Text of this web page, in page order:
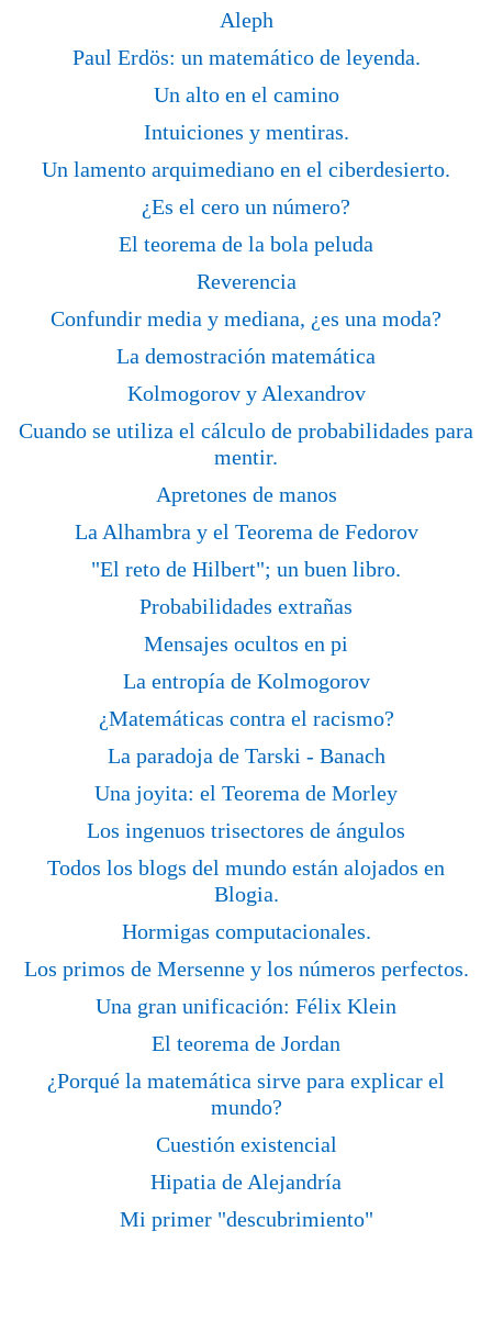
Aleph
Paul Erdös: un matemático de leyenda.
Un alto en el camino
Intuiciones y mentiras.
Un lamento arquimediano en el ciberdesierto.
¿Es el cero un número?
El teorema de la bola peluda
Reverencia
Confundir media y mediana, ¿es una moda?
La demostración matemática
Kolmogorov y Alexandrov
Cuando se utiliza el cálculo de probabilidades para
mentir.
Apretones de manos
La Alhambra y el Teorema de Fedorov
"El reto de Hilbert"; un buen libro.
Probabilidades extrañas
Mensajes ocultos en pi
La entropía de Kolmogorov
¿Matemáticas contra el racismo?
La paradoja de Tarski - Banach
Una joyita: el Teorema de Morley
Los ingenuos trisectores de ángulos
Todos los blogs del mundo están alojados en
Blogia.
Hormigas computacionales.
Los primos de Mersenne y los números perfectos.
Una gran unificación: Félix Klein
El teorema de Jordan
¿Porqué la matemática sirve para explicar el
mundo?
Cuestión existencial
Hipatia de Alejandría
Mi primer "descubrimiento"